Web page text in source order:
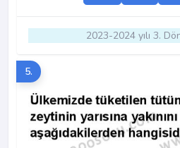
2023-2024 yılı 3.
5.